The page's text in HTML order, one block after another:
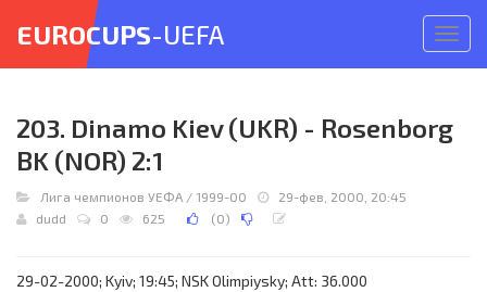
меню
EUROCUPS-UEFA
203. Dinamo Kiev (UKR) - Rosenborg
BK (NOR) 2:1
Лига чемпионов УЕФА / 1999-00
29-фев, 2000, 20:45
dudd
0 625 (0)
29-02-2000; Kyiv; 19:45; NSK Olimpiysky; Att: 36.000